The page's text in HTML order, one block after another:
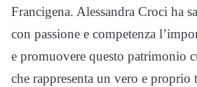
Francigena. Alessandra Croci ha
con passione e competenza
e promuovere questo patrimonio
che rappresenta un vero e proprio